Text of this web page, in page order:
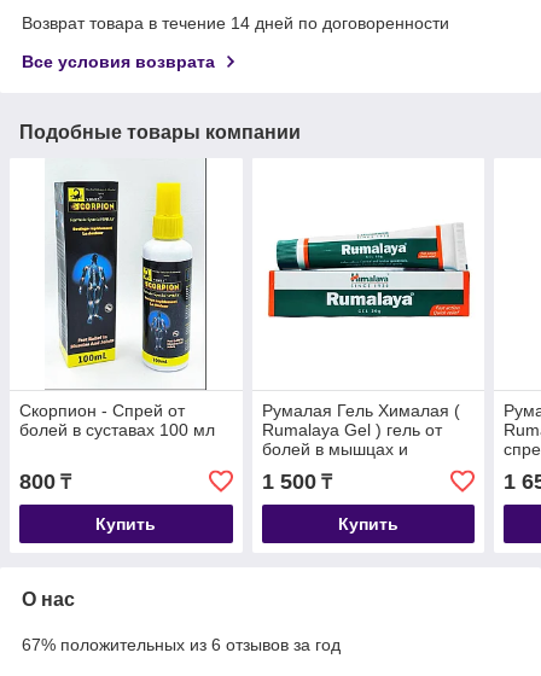
Возврат товара в течение 14 дней по договоренности
Все условия возврата
Подобные товары компании
Скорпион - Спрей от
болей в суставах 100 мл
800 ₸
Купить
Румалая Гель Хималая (
Rumalaya Gel ) гель от
болей в мышцах и
суставов 30 мл
1 500₸
Купить
1
О нас
67% положительных из 6 отзывов за год